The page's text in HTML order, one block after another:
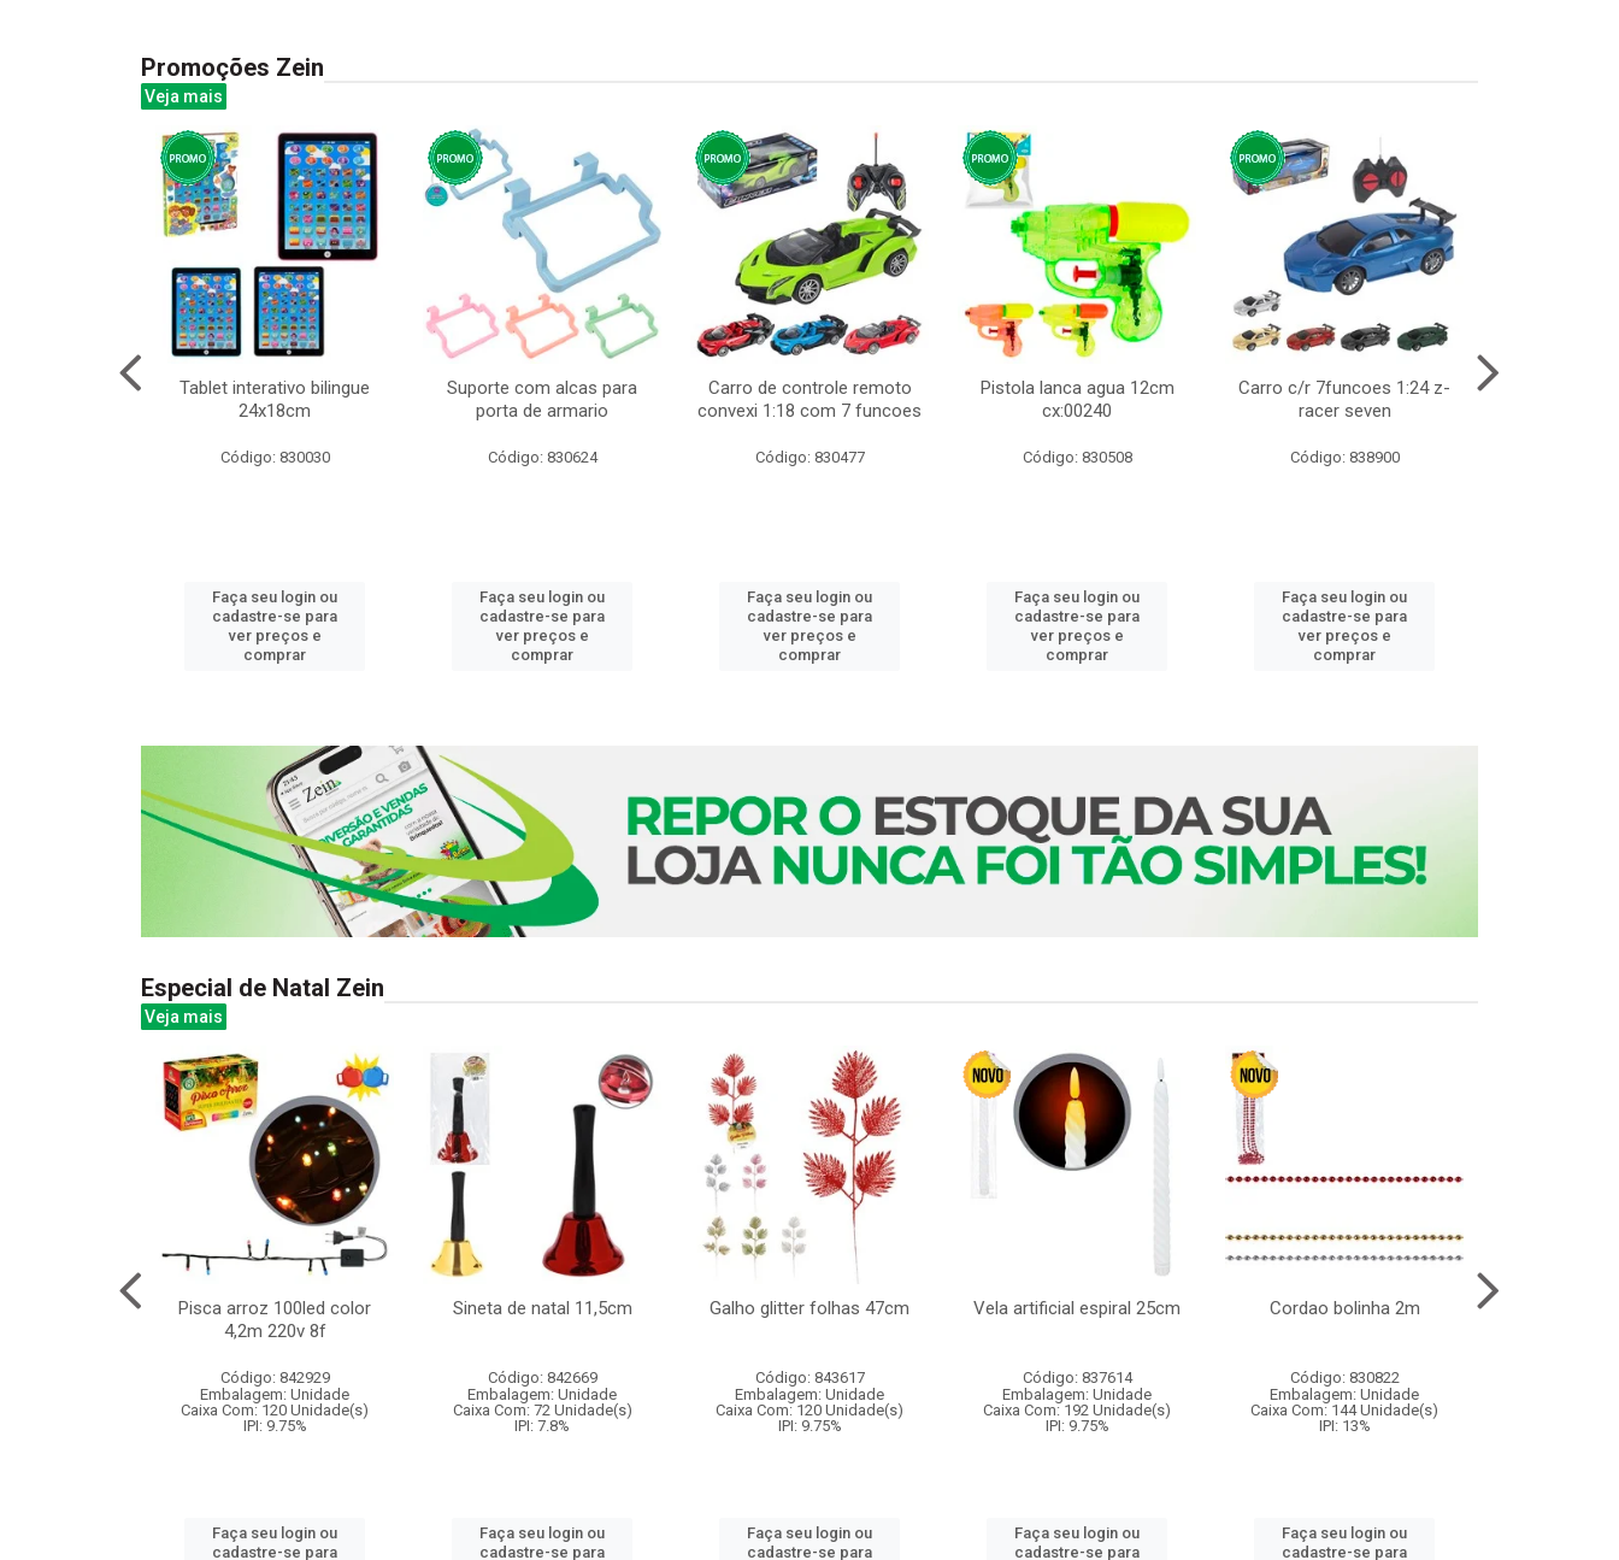
Promoções Zein
Veja mais
Tablet interativo bilingue
24x18cm
Código: 830030
Faça seu login ou
cadastre-se para
ver preços e
comprar
Suporte com alcas para
porta de armario
Código: 830624
Faça seu login ou
cadastre-se para
ver preços e
comprar
Carro de controle remoto
convexi 1:18 com 7 funcoes
Código: 830477
Faça seu login ou
cadastre-se para
ver preços e
comprar
Pistola lanca agua 12cm
cx:00240
Código: 830508
Faça seu login ou
cadastre-se para
ver preços e
comprar
Carro c/r 7funcoes 1:24 z-
racer seven
Código: 838900
Faça seu login ou
cadastre-se para
ver preços e
comprar
Especial de Natal Zein
Veja mais
Pisca arroz 100led color
4,2m 220v 8f
Código: 842929
Embalagem: Unidade
Caixa Com: 120 Unidade(s)
IPI: 9.75%
Faça seu login ou
cadastre-se para
Sineta de natal 11,5cm
Código: 842669
Embalagem: Unidade
Caixa Com: 72 Unidade(s)
IPI: 7.8%
Faça seu login ou
cadastre-se para
Galho glitter folhas 47cm
Código: 843617
Embalagem: Unidade
Caixa Com: 120 Unidade(s)
IPI: 9.75%
Faça seu login ou
cadastre-se para
Vela artificial espiral 25cm
Código: 837614
Embalagem: Unidade
Caixa Com: 192 Unidade(s)
IPI: 9.75%
Faça seu login ou
cadastre-se para
Cordao bolinha 2m
Código: 830822
Embalagem: Unidade
Caixa Com: 144 Unidade(s)
IPI: 13%
Faça seu login ou
cadastre-se para